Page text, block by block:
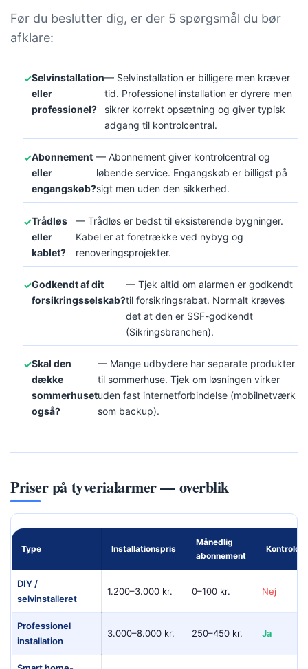
Før du beslutter dig, er der 5 spørgsmål du bør
afklare:
Selvinstallation
eller
professionel?
— Selvinstallation er billigere men kræver
tid. Professionel installation er dyrere men
sikrer korrekt opsætning og giver typisk
adgang til kontrolcentral.
Abonnement
eller
engangskøb?
— Abonnement giver kontrolcentral og
løbende service. Engangskøb er billigst på
sigt men uden den sikkerhed.
Trådløs
eller
kablet?
— Trådløs er bedst til eksisterende bygninger.
Kabel er at foretrække ved nybyg og
renoveringsprojekter.
Godkendt af dit
forsikringsselskab?
— Tjek altid om alarmen er godkendt
til forsikringsrabat. Normalt kræves
det at den er SSF-godkendt
(Sikringsbranchen).
Skal den
dække
sommerhuset
også?
— Mange udbydere har separate produkter
til sommerhuse. Tjek om løsningen virker
uden fast internetforbindelse (mobilnetværk
som backup).
Priser på tyverialarmer — overblik
Type Installationspris
Månedlig
abonnement
DIY /
selvinstalleret
1.200–3.000 kr. 0–100 kr. Nej
Professionel
installation
3.000–8.000 kr. 250–450 kr. Ja